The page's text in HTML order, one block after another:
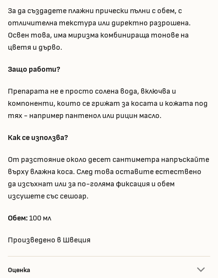
За да създадете плажни прически пълни с обем, с
отличителна текстура или директно разрошена.
Освен това, има миризма комбинираща тонове на
цветя и дърво.
Защо работи?
Препарата не е просто солена вода, включва и
компоненти, които се грижат за косата и кожата под
тях - например пантенол или рицин масло.
Как се използва?
От разстояние около десет сантиметра напръскайте
върху влажна коса. След това оставите естествено
да изсъхнат или за по-голяма фиксация и обем
изсушете със сешоар.
Обем:100 мл
Произведено в Швеция
Оценка